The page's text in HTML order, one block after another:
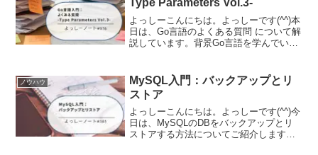
Type Parameters Vol.3-
よっしーこんにちは。よっしーです(^^)本
日は、Go言語のよくある質問 について解
説しています。背景Go言語を学んでいる
といった疑問が湧いてきませんか。Go言
語の公式サ...
ノウハウ
MySQL入門：バックアップとリ
ストア
よっしーこんにちは。よっしーです(^^)今
日は、MySQLのDBをバックアップとリ
ストアする方法についてご紹介します。